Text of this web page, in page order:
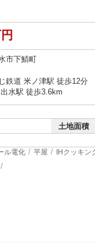
市下鯖町
鉄道 米ノ津駅 徒歩12分
水駅 徒歩3.6km
土地面積
ル電化 平屋
IHクッキン